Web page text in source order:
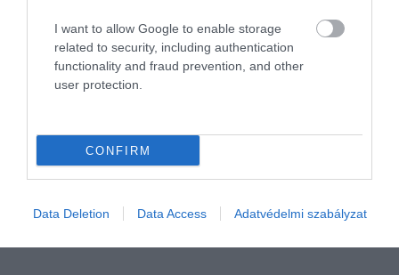
I want to allow Google to enable storage
related to security, including authentication
functionality and fraud prevention, and other
user protection.
CONFIRM
Data Deletion Data Access Adatvédelmi szabályzat
veszélyben – állítják tudósok, akik a
legújabb kutatásokra hivatkozva közölték:
a jövőben az átlaghőmérsékelt a
bolygónkon akár 2,8 °C fokkal is